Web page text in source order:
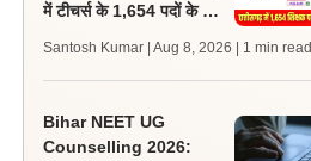
में टीचर्स के 1,654 पदों के लिए
Santosh Kumar | Aug 8, 2026 | 1 min read
Bihar NEET UG
Counselling 2026: